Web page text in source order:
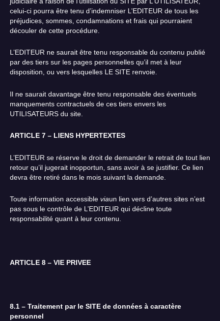
celui-ci pourra être tenu d’indemniser L’EDITEUR de tous les
préjudices, sommes, condamnations et frais qui pourraient
découler de cette procédure.
L’EDITEUR ne saurait être tenu responsable du contenu publié
par des tiers sur les pages personnelles qu’il met à leur
disposition, ou vers lesquelles LE SITE renvoie.
Il ne saurait davantage être tenu responsable des éventuels
manquements contractuels de ces tiers envers les
UTILISATEURS du site.
ARTICLE 7 – LIENS HYPERTEXTES
L’EDITEUR se réserve le droit de demander le retrait de tout lien
retour qu’il jugerait inopportun, sans avoir à se justifier. Ce lien
devra être retiré dans le mois suivant la demande.
Toute information accessible viaun lien vers d’autres sites n’est
pas sous le contrôle de L’EDITEUR qui décline toute
responsabilité quant à leur contenu.
ARTICLE 8 – VIE PRIVEE
8.1 – Traitement par le SITE de données à caractère
personnel